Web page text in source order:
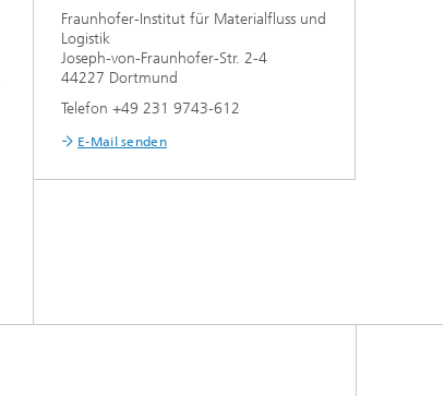
Fraunhofer-Institut für Materialfluss und
Logistik
Joseph-von-Fraunhofer-Str. 2-4
44227 Dortmund
Telefon +49 231 9743-612
E-Mail senden